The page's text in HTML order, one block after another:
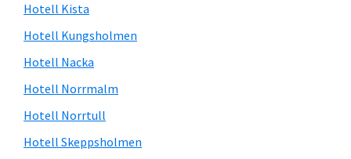
Hotell Kista
Hotell Kungsholmen
Hotell Nacka
Hotell Norrmalm
Hotell Norrtull
Hotell Skeppsholmen